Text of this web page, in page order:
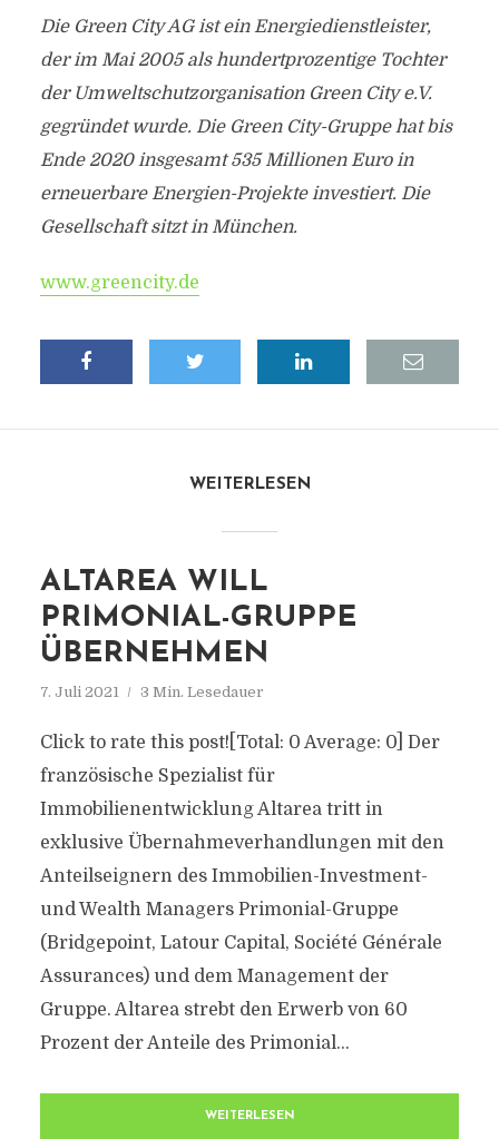
Die Green City AG ist ein Energiedienstleister,
der im Mai 2005 als hundertprozentige Tochter
der Umweltschutzorganisation Green City e.V.
gegründet wurde. Die Green City-Gruppe hat bis
Ende 2020 insgesamt 535 Millionen Euro in
erneuerbare Energien-Projekte investiert. Die
Gesellschaft sitzt in München.
www.greencity.de
WEITERLESEN
ALTAREA WILL
PRIMONIAL-GRUPPE
ÜBERNEHMEN
7. Juli 2021 3 Min. Lesedauer
Click to rate this post![Total: 0 Average: 0] Der
französische Spezialist für
Immobilienentwicklung Altarea tritt in
exklusive Übernahmeverhandlungen mit den
Anteilseignern des Immobilien-Investment-
und Wealth Managers Primonial-Gruppe
(Bridgepoint, Latour Capital, Société Générale
Assurances) und dem Management der
Gruppe. Altarea strebt den Erwerb von 60
Prozent der Anteile des Primonial...
WEITERLESEN